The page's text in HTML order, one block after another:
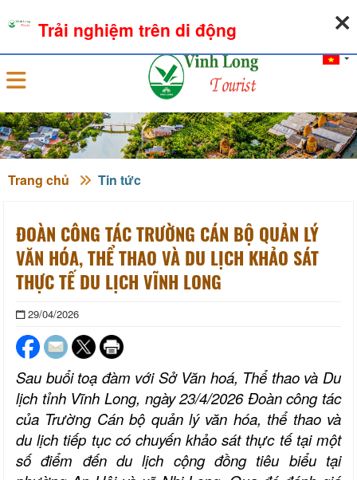
Đăng nhập
Trang chủ Tin tức
ĐOÀN CÔNG TÁC TRƯỜNG CÁN BỘ QUẢN LÝ
VĂN HÓA, THỂ THAO VÀ DU LỊCH KHẢO SÁT
THỰC TẾ DU LỊCH VĨNH LONG
29/04/2026
Sau buổi toạ đàm vớiSở Văn hoá, Thể thao và Du
lịch tỉnh Vĩnh Long, ngày 23/4/2026 Đoàn công tác
của Trường Cán bộ quản lý văn hóa, thể thao và
du lịch tiếp tục có chuyến khảo sát thực tế tại một
số điểm đếndu lịch cộng đồng tiêu biểu tại
Trải nghiệm trên di động